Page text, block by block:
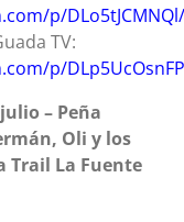
p/DLo5tJCMNQl/
TV:
p/
– Peña
án, Oli y los
Trail La Fuente